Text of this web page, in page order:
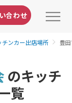
合わせ
チンカー出店場所 豊
のキッチ
覧